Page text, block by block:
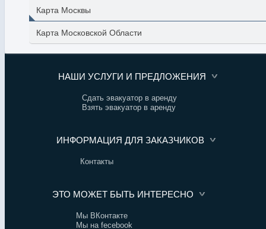
Карта Москвы
Карта Московской Области
НАШИ УСЛУГИ И ПРЕДЛОЖЕНИЯ
Сдать эвакуатор в аренду
Взять эвакуатор в аренду
ИНФОРМАЦИЯ ДЛЯ ЗАКАЗЧИКОВ
Контакты
ЭТО МОЖЕТ БЫТЬ ИНТЕРЕСНО
Мы ВКонтакте
Мы на fecebook